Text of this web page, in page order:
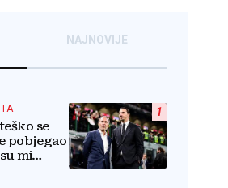
NAJNOVIJE
1
se
pobjegao
mi